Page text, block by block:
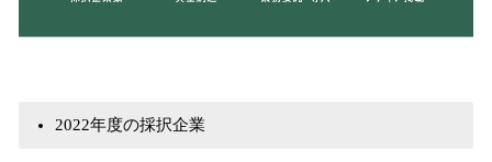
2022年度の採択企業